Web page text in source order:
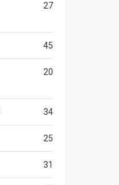
27
45
20
34
25
31